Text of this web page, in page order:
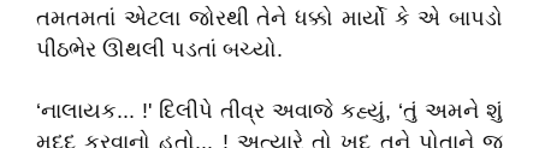
તમતમતાં એટલા જોરથી તેને ધક્કો માર્યો કે એ બાપડો
પીઠભેર ઊથલી પડતાં બચ્યો.
‘નાલાયક... !' દિલીપે તીવ્ર અવાજે કહ્યું, ‘તું અમને શું
મદદ કરવાનો હતો... ! અત્યારે તો ખુદ તને પોતાને જ